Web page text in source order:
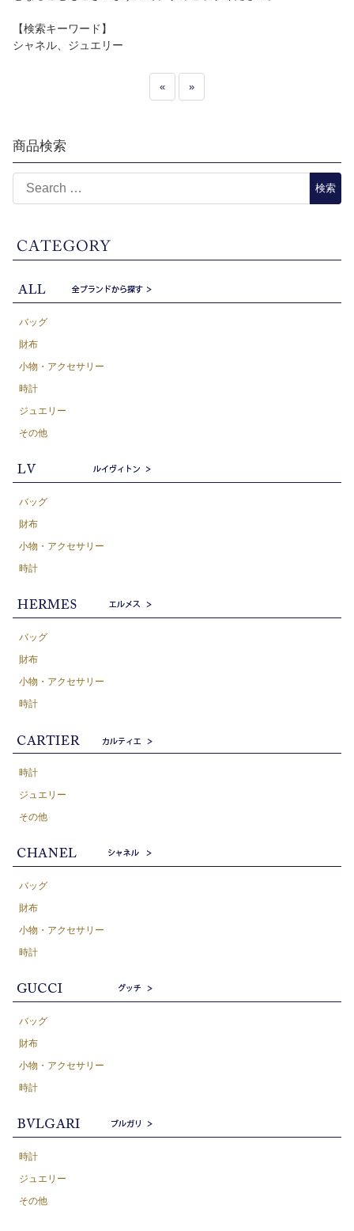
【検索キーワード】
シャネル、ジュエリー
« »
商品検索
バッグ
財布
小物・アクセサリー
時計
ジュエリー
その他
バッグ
財布
小物・アクセサリー
時計
バッグ
財布
小物・アクセサリー
時計
時計
ジュエリー
その他
バッグ
財布
小物・アクセサリー
時計
バッグ
財布
小物・アクセサリー
時計
時計
ジュエリー
その他